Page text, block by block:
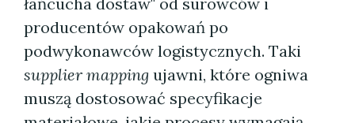
producentów opakowań po
podwykonawców logistycznych. Taki
supplier mapping ujawni, które ogniwa
muszą dostosować specyfikacje